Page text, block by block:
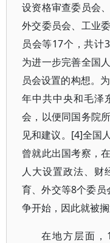
设资格审查委员会
外交委员会、工业
员会等17个，共计
为进一步完善全国
员会设置的构想。
年中共中央和毛泽
会，以便同国务院
见和建议。[4]全国
曾就此出国考察，
人大设置政法、财
育、外交等8个委员
争开始，因此就被搁
在地方层面，